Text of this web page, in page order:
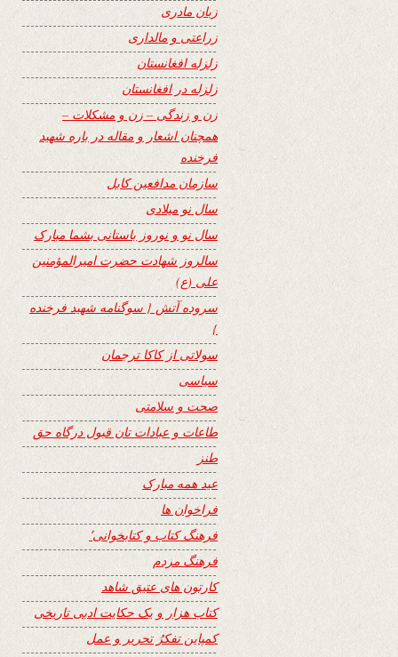
زبان مادری
زراعتی و مالداری
زلزله افغانستان
زلزله در افغانستان
زن و زندگی – زن و مشکلات –
همچنان اشعار و مقاله در باره شهید
فرخنده
سازمان مدافعین کابل
سال نو میلادی
سال نو و نوروز باستانی بشما مبارک
سالروز شهادت حضرت امیرالمؤمنین
علی (ع)
سروده آتش { سوگنامه شهید فرخنده
}
سولاتی از کاکا ترجمان
سیاسی
صحت و سلامتی
طاعات و عبادات تان قبول درگاه حق
طنز
عید همه مبارک
فراخوان ها
فرهنگ کتاب و کتابخوانی٬
فرهنگ مردم
کارتون های عتیق شاهد
کتاب هزار و یک حکایت ادبی تاریخی
کمپاین تفکرُ تحریر و عمل